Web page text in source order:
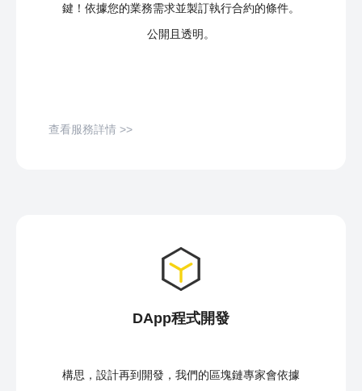
鍵！依據您的業務需求並製訂執行合約的條件。
公開且透明。
查看服務詳情 >>
DApp程式開發
構思，設計再到開發，我們的區塊鏈專家會依據